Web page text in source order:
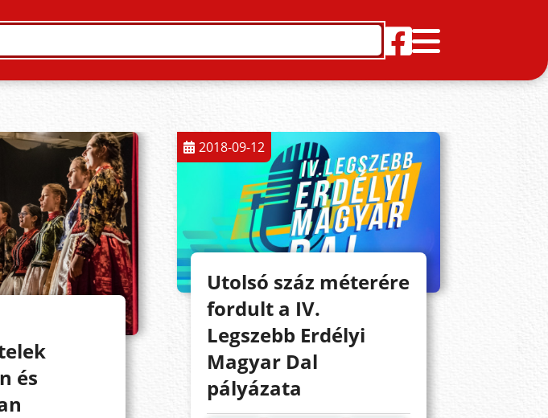
és
2018-09-12
Utolsó száz méterére
fordult a IV.
Legszebb Erdélyi
Magyar Dal
pályázata